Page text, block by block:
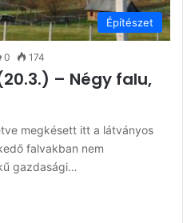
Építészet
0 174
– Négy falu,
megkésett itt a látványos
falvakban nem
gazdasági…